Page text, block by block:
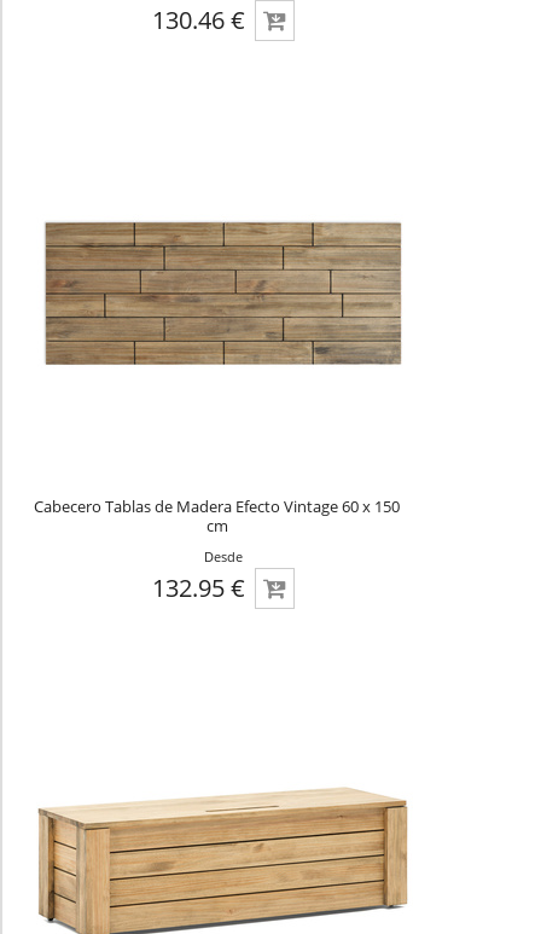
130.46 €
Cabecero Tablas de Madera Efecto Vintage 60 x 150
cm
Desde
132.95 €